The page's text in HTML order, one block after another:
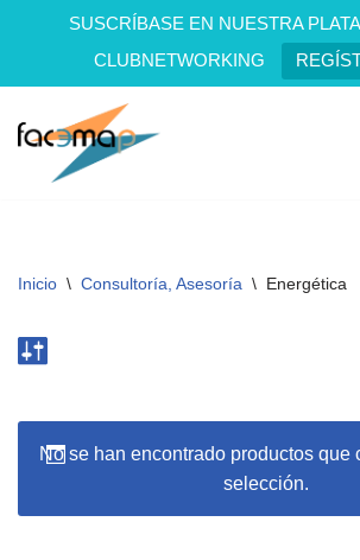
SUSCRÍBASE EN NUESTRA
CLUBNETWORKING
Saltar
Inicio \ Consultoría, Asesoría \ Energética
No se han encontrado productos que
selección.